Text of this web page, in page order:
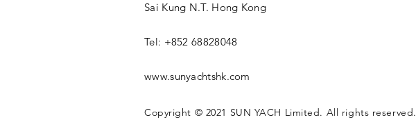
Sai Kung N.T. Hong Kong
Tel: +852 68828048
www.sunyachtshk.com
Copyright © 2021 SUN YACH Limited. All rights reserved.